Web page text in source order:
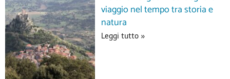
viaggio nel tempo tra storia e
natura
Leggi tutto »